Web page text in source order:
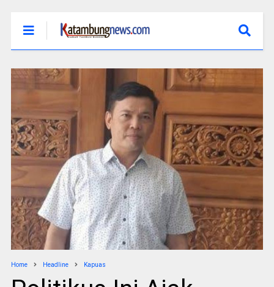
Home Headline Kapuas